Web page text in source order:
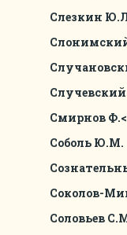
Слезкин
Смирнов
Соболь Ю.М.
Соколов-
Соловьев